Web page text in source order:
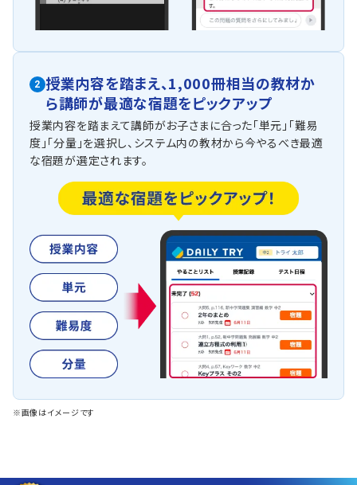
2 授業内容を踏まえ、1,000冊相当の教材か
ら講師が最適な宿題をピックアップ
授業内容を踏まえて講師がお子さまに合った「単元」「難易
度」「分量」を選択し、システム内の教材から今やるべき最適
な宿題が選定されます。
※画像はイメージです